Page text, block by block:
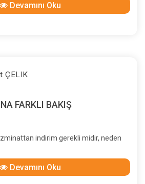
Devamını Oku
ÇELIK
FARKLI BAKIŞ
indirim gerekli midir, neden
Devamını Oku